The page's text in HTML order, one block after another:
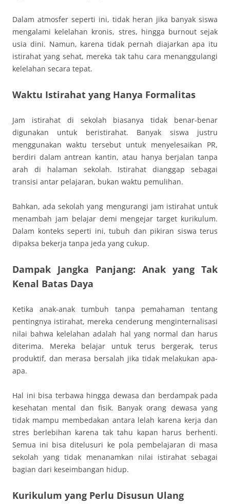
Dalam atmosfer seperti ini, tidak heran jika banyak siswa
mengalami kelelahan kronis, stres, hingga burnout sejak
usia dini. Namun, karena tidak pernah diajarkan apa itu
istirahat yang sehat, mereka tak tahu cara menanggulangi
kelelahan secara tepat.
Waktu Istirahat yang Hanya Formalitas
Jam istirahat di sekolah biasanya tidak benar-benar
digunakan untuk beristirahat. Banyak siswa justru
menggunakan waktu tersebut untuk menyelesaikan PR,
berdiri dalam antrean kantin, atau hanya berjalan tanpa
arah di halaman sekolah. Istirahat dianggap sebagai
transisi antar pelajaran, bukan waktu pemulihan.
Bahkan, ada sekolah yang mengurangi jam istirahat untuk
menambah jam belajar demi mengejar target kurikulum.
Dalam konteks seperti ini, tubuh dan pikiran siswa terus
dipaksa bekerja tanpa jeda yang cukup.
Dampak Jangka Panjang: Anak yang Tak
Kenal Batas Daya
Ketika anak-anak tumbuh tanpa pemahaman tentang
pentingnya istirahat, mereka cenderung menginternalisasi
nilai bahwa kelelahan adalah hal yang normal dan harus
diterima. Mereka belajar untuk terus bergerak, terus
produktif, dan merasa bersalah jika tidak melakukan apa-
apa.
Hal ini bisa terbawa hingga dewasa dan berdampak pada
kesehatan mental dan fisik. Banyak orang dewasa yang
tidak mampu membedakan antara lelah karena kerja dan
stres berlebihan karena tak tahu kapan harus berhenti.
Semua ini bisa ditelusuri ke pola pembelajaran di masa
sekolah yang tidak menanamkan nilai istirahat sebagai
bagian dari keseimbangan hidup.
Kurikulum yang Perlu Disusun Ulang